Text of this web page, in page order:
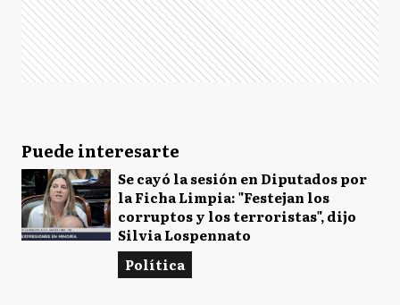
Puede interesarte
Se cayó la sesión en Diputados por
la Ficha Limpia: "Festejan los
corruptos y los terroristas", dijo
Silvia Lospennato
Política